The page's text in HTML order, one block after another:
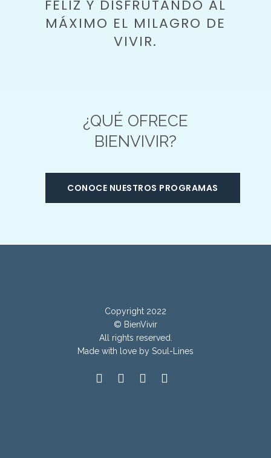
FELIZ Y DISFRUTANDO AL
MÁXIMO EL MILAGRO DE
VIVIR.
¿QUÉ OFRECE
BIENVIVIR?
CONOCE NUESTROS PROGRAMAS
Copyright 2022
© BienVivir
All rights reserved.
Made with
love by Soul-Lines